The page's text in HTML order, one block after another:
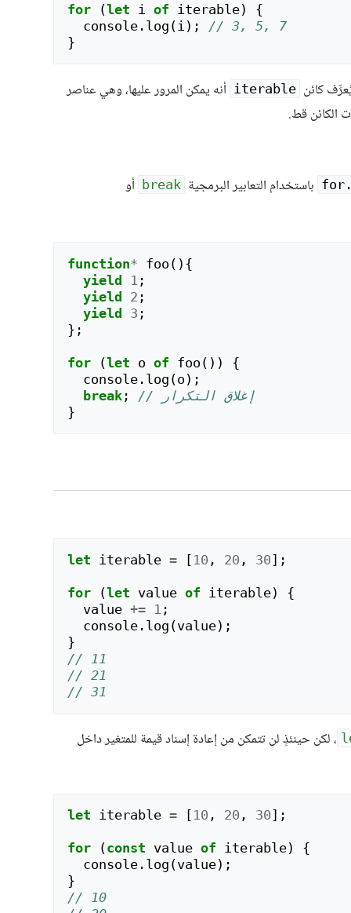
for (let i of iterable)
{
console. log ( i );
// 3, 5, 7
}
كائن iterable أنه يمكن المرور عليها، وهي عناصر
الكائن قط.
باستخدام التعابير البرمجية break أو
function* foo (){
yield
1 ;
yield 2 ;
yield 3 ;
};
for (let o of foo ())
{
console. log (o );
break;
// إغلاق التكرار
}
let iterable = [ 10 , 20 , 30];
for (let value of iterable)
{
value += 1 ;
console. log (value);
}
// 11
// 21
// 31
، لكن حينئذٍ لن تتمكن من إعادة إسناد قيمة للمتغير داخل
let iterable = [ 10 , 20 , 30];
for (const value of iterable)
{
console. log (value);
}
// 10